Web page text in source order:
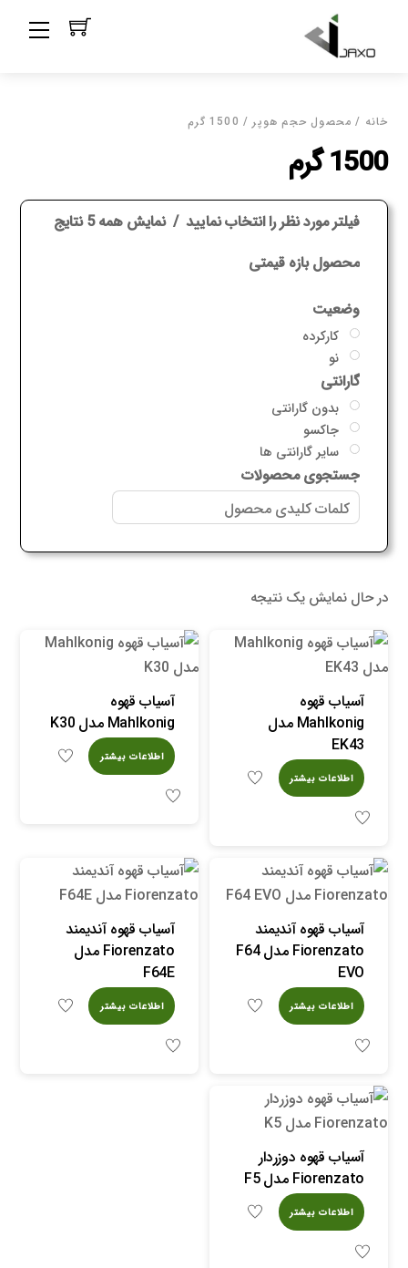
content
خانه / محصول حجم هوپر / 1500 گرم
1500 گرم
فیلتر مورد نظر را انتخاب نمایید نمایش همه 5 نتایج
محصول بازه قیمتی
وضعیت
کارکرده
نو
گارانتی
بدون گارانتی
جاکسو
سایر گارانتی ها
جستجوی محصولات
در حال نمایش یک نتیجه
آسیاب قهوه
Mahlkonig مدل
EK43
اطلاعات بیشتر
آسیاب قهوه
Mahlkonig مدل K30
اطلاعات بیشتر
آسیاب قهوه آندیمند
Fiorenzato مدل F64
EVO
اطلاعات بیشتر
آسیاب قهوه آندیمند
Fiorenzato مدل
F64E
اطلاعات بیشتر
آسیاب قهوه دوزردار
Fiorenzato مدل F5
اطلاعات بیشتر